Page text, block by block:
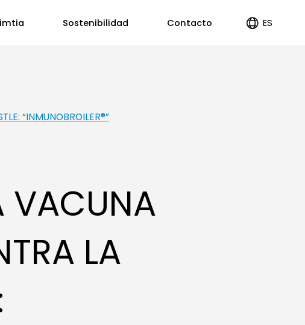
Sostenibilidad Contacto ES
“INMUNOBROILER®”
VACUNA
LA